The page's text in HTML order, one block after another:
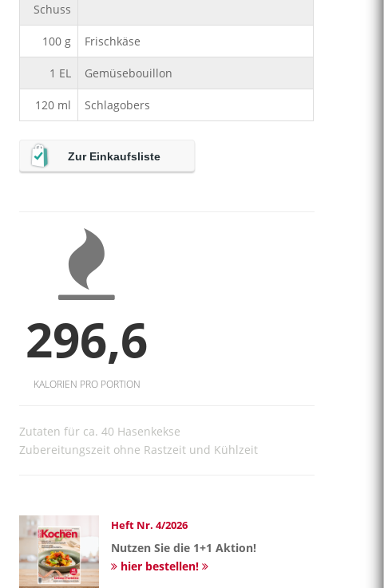
Schuss
100 g Frischkäse
1 EL Gemüsebouillon
120 ml Schlagobers
Zur Einkaufsliste
296,6
KALORIEN PRO PORTION
Zutaten für ca. 40 Hasenkekse
Zubereitungszeit ohne Rastzeit und Kühlzeit
Heft Nr. 4/2026
Nutzen Sie die 1+1 Aktion!
hier bestellen!